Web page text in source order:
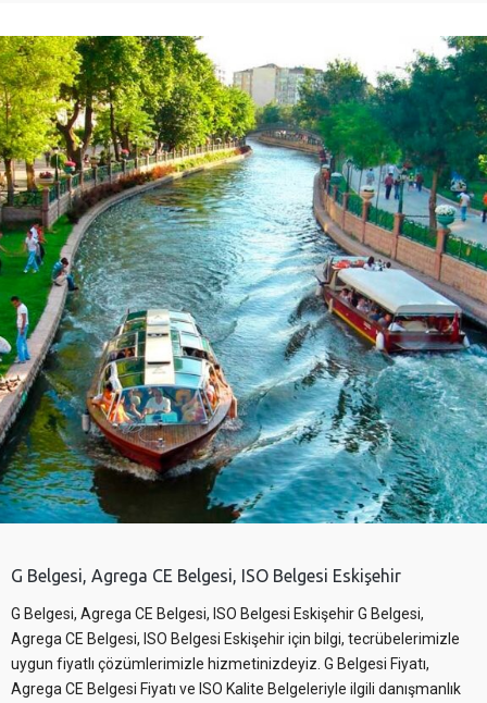
G Belgesi, Agrega CE Belgesi, ISO Belgesi Eskişehir
G Belgesi, Agrega CE Belgesi, ISO Belgesi Eskişehir G Belgesi,
Agrega CE Belgesi, ISO Belgesi Eskişehir için bilgi, tecrübelerimizle
uygun fiyatlı çözümlerimizle hizmetinizdeyiz. G Belgesi Fiyatı,
Agrega CE Belgesi Fiyatı ve ISO Kalite Belgeleriyle ilgili danışmanlık